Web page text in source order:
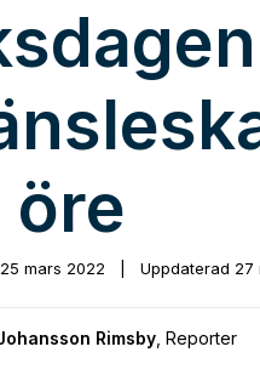
öre
25 mars 2022 Uppdaterad 27
Rimsby Reporter